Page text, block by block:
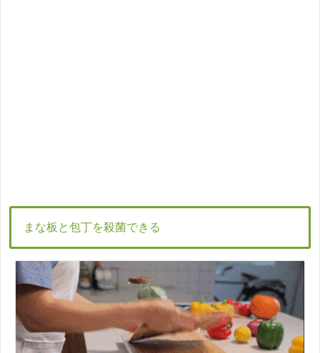
まな板と包丁を殺菌できる